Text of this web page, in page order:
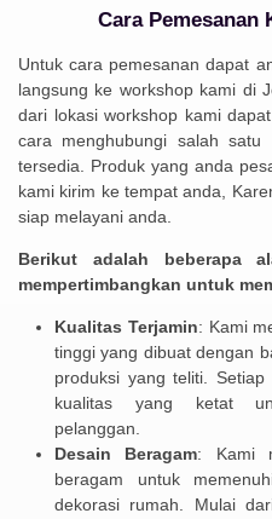
Cara Pemesanan
Untuk cara pemesanan dapat
langsung ke workshop kami di
dari lokasi workshop kami
cara menghubungi salah
tersedia. Produk yang anda
kami kirim ke tempat anda,
siap melayani anda.
Berikut adalah beberapa
mempertimbangkan untuk
Kualitas Terjamin: Kami
tinggi yang dibuat dengan
produksi yang teliti.
kualitas yang ketat
pelanggan.
Desain Beragam: Kami
beragam untuk
dekorasi rumah. Mulai